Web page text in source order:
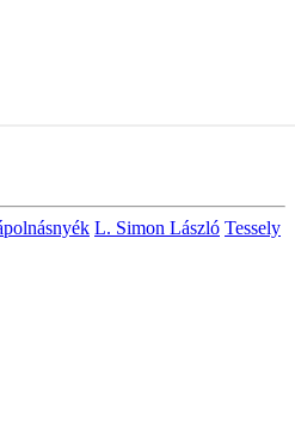
L. Simon László Tessely